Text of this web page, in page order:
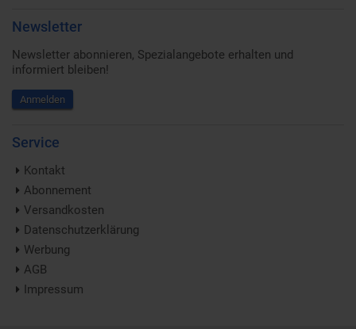
Newsletter
Newsletter abonnieren, Spezialangebote erhalten und
informiert bleiben!
Anmelden
Service
Kontakt
Abonnement
Versandkosten
Datenschutzerklärung
Werbung
AGB
Impressum